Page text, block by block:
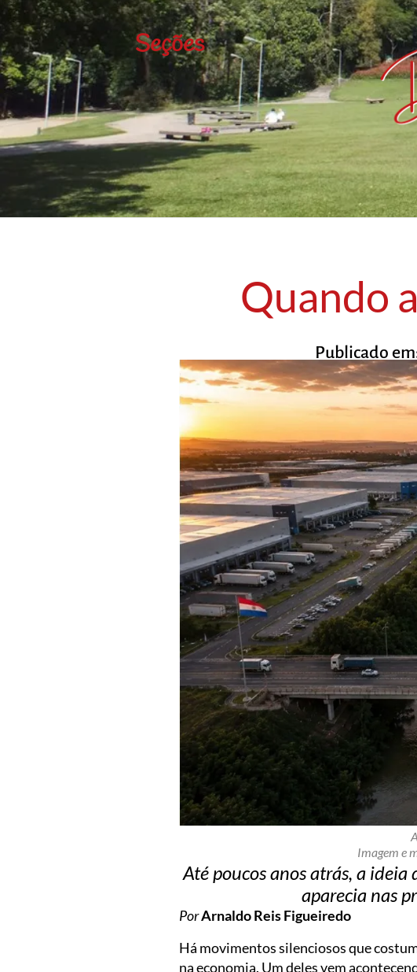
Seções
Quando
Publicado
Imagem e
Até poucos anos atrás, a
aparecia nas
PorArnaldo Reis Figueiredo
Há movimentos silenciosos que
na economia. Um deles vem